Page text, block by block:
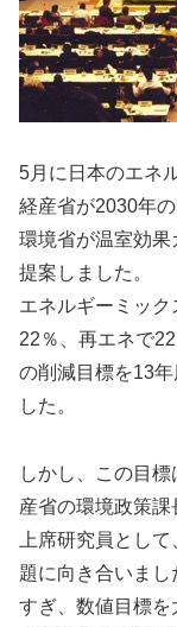
5月に日本のエネ
経産省が2030年
環境省が温室効果
提案しました。
エネルギーミッ
22％、再エネで
の削減目標を13
した。
しかし、この目
産省の環境政策
上席研究員とし
題に向き合いま
すぎ、数値目標